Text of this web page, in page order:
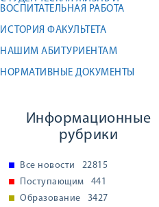
ВОСПИТАТЕЛЬНАЯ РАБОТА
ИСТОРИЯ ФАКУЛЬТЕТА
НАШИМ АБИТУРИЕНТАМ
НОРМАТИВНЫЕ ДОКУМЕНТЫ
Информационные
рубрики
Все новости
22815
Поступающим
441
Образование
3427